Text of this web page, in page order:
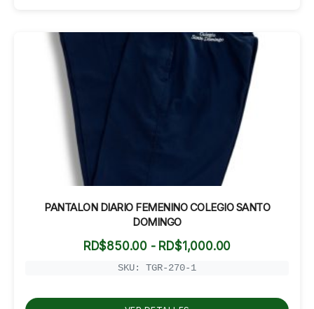
PANTALON DIARIO FEMENINO COLEGIO SANTO
DOMINGO
RD$850.00 - RD$1,000.00Rango
SKU: TGR-270-1